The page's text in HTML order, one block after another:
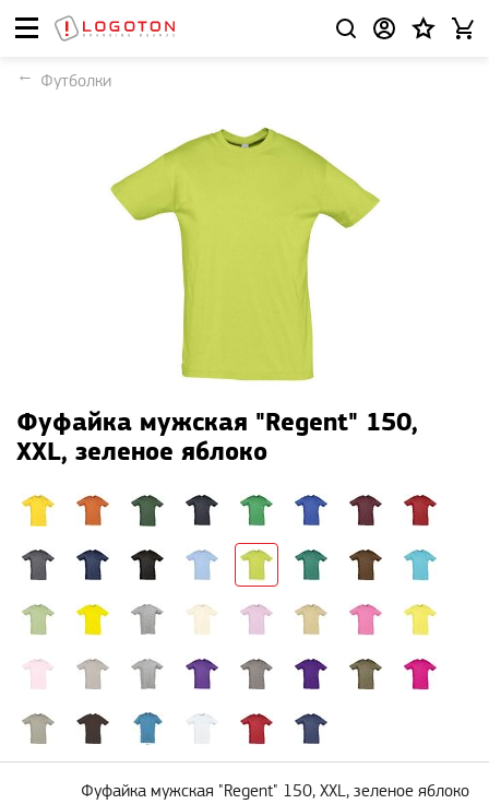
Футболки
Фуфайка мужская "Regent" 150,
XXL, зеленое яблоко
Фуфайка мужская "Regent" 150, XXL, зеленое яблоко